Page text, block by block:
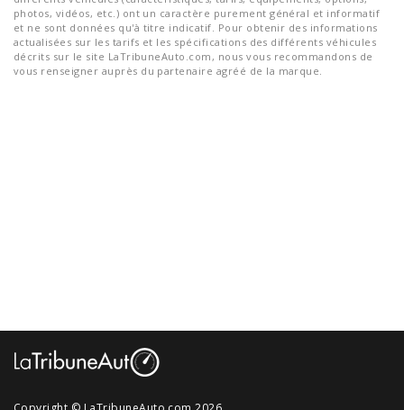
photos, vidéos, etc.) ont un caractère purement général et informatif
et ne sont données qu'à titre indicatif. Pour obtenir des informations
actualisées sur les tarifs et les spécifications des différents véhicules
décrits sur le site LaTribuneAuto.com, nous vous recommandons de
vous renseigner auprès du partenaire agréé de la marque.